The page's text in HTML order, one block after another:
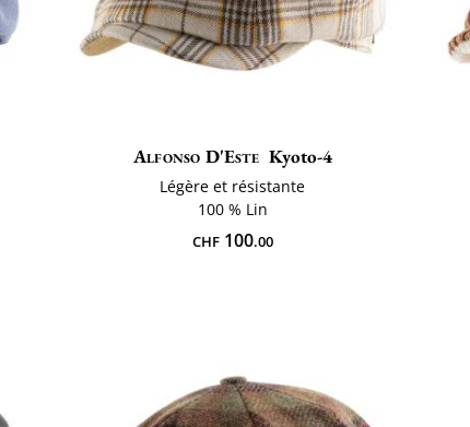
Alfonso D'Este Kyoto-4
Légère et résistante
100 % Lin
CHF100.00